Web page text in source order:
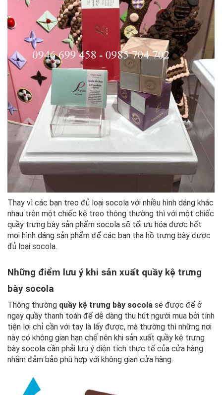
Thay vì các bạn treo đủ loại socola với nhiều hình dáng khác
nhau trên một chiếc kệ treo thông thường thì với một chiếc
quầy trưng bày sản phẩm socola sẽ tối ưu hóa được hết
mọi hình dáng sản phẩm để các bạn tha hồ trưng bày được
đủ loại socola.
Những điểm lưu ý khi sản xuất quầy kệ trưng
bày socola
Thông thường quầy kệ trưng bày socola sẽ được để ở
ngay quầy thanh toán để dễ dàng thu hút người mua bởi tính
tiện lợi chỉ cần với tay là lấy được, mà thường thì những nơi
này có không gian hạn chế nên khi sản xuất quầy kệ trưng
bày socola cần phải lưu ý diện tích thực tế của cửa hàng
nhằm đảm bảo phù hợp với không gian cửa hàng.